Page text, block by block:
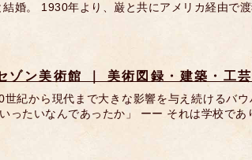
婚。 1930年より、巌と共にアメリカ経由で
ン美術館 ｜ 美術図録・建築・工芸
紀から現代まで大きな影響を与え続けるバ
ったいなんであったか」 ーー それは学校で